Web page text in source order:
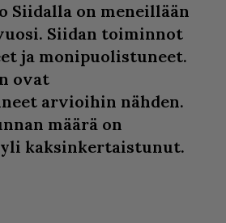
Siidalla on meneillään
Siidan toiminnot
ja monipuolistuneet.
ovat
arvioihin nähden.
määrä on
kaksinkertaistunut.